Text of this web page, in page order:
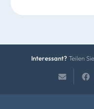
Interessant? Teilen